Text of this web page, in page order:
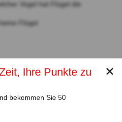
Vogel hat Flügel die
Flügel
✕
Ihre Punkte zu
bekommen Sie 50